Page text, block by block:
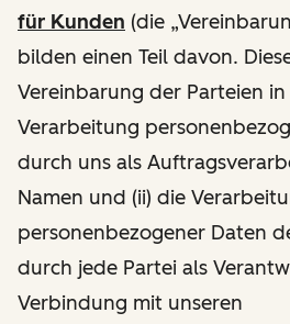
für Kunden (die
bilden einen Teil davon.
Vereinbarung der Parteien
Verarbeitung
durch uns als
Namen und (ii) die
personenbezogener Daten
durch jede Partei als
Verbindung mit unseren